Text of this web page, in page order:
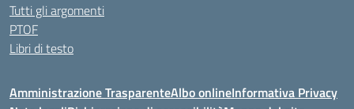
Tutti gli argomenti
PTOF
Libri di testo
Amministrazione TrasparenteAlbo onlineInformativa Privacy